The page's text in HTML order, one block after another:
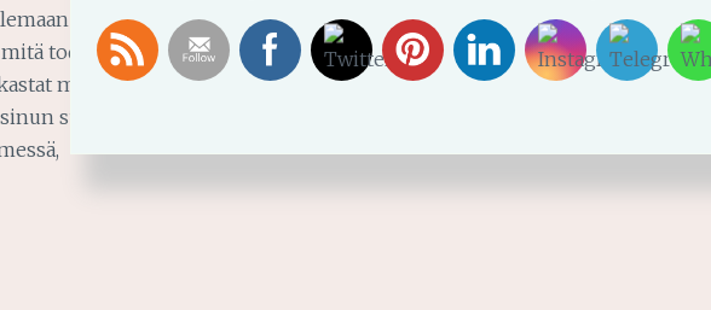
jatkuvasti luoksesi Jeesuksen avaamaa tietä pitkin.
todellinen läheisyys sinun kanssasi on.
meitä sellaisina kuin olemme.
suunnitelmiesi mukaisesti.